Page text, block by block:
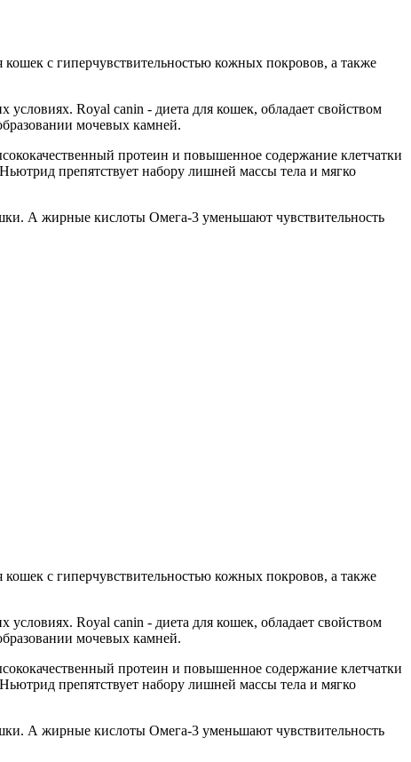
с гиперчувствительностью кожных покровов, а также
Royal canin - диета для кошек, обладает свойством
мочевых камней.
протеин и повышенное содержание клетчатки
препятствует набору лишней массы тела и мягко
А жирные кислоты Омега-3 уменьшают чувствительность
с гиперчувствительностью кожных покровов, а также
Royal canin - диета для кошек, обладает свойством
мочевых камней.
протеин и повышенное содержание клетчатки
препятствует набору лишней массы тела и мягко
А жирные кислоты Омега-3 уменьшают чувствительность